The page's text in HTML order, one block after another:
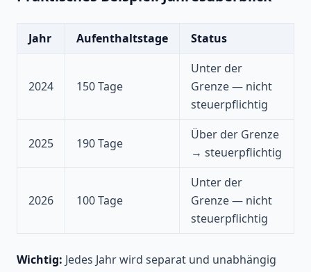
Jahr Aufenthaltstage Status
2024 150 Tage
Unter der
Grenze — nicht
steuerpflichtig
2025 190 Tage
Über der Grenze
→ steuerpflichtig
2026 100 Tage
Unter der
Grenze — nicht
steuerpflichtig
Wichtig: Jedes Jahr wird separat und unabhängig